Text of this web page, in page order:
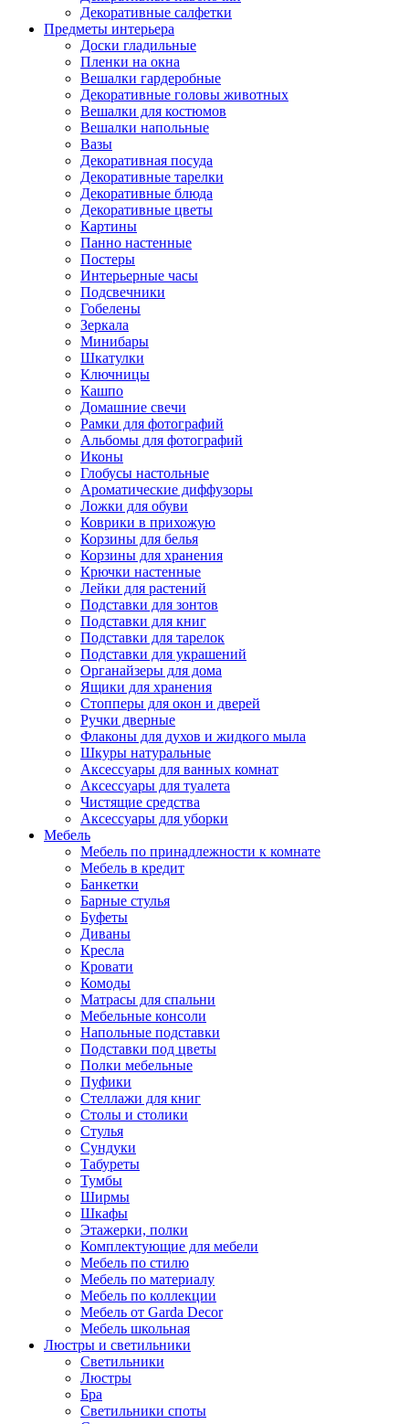
Декоративные салфетки
Предметы интерьера
Доски гладильные
Пленки на окна
Вешалки гардеробные
Декоративные головы животных
Вешалки для костюмов
Вешалки напольные
Вазы
Декоративная посуда
Декоративные тарелки
Декоративные блюда
Декоративные цветы
Картины
Панно настенные
Постеры
Интерьерные часы
Подсвечники
Гобелены
Зеркала
Минибары
Шкатулки
Ключницы
Кашпо
Домашние свечи
Рамки для фотографий
Альбомы для фотографий
Иконы
Глобусы настольные
Ароматические диффузоры
Ложки для обуви
Коврики в прихожую
Корзины для белья
Корзины для хранения
Крючки настенные
Лейки для растений
Подставки для зонтов
Подставки для книг
Подставки для тарелок
Подставки для украшений
Органайзеры для дома
Ящики для хранения
Стопперы для окон и дверей
Ручки дверные
Флаконы для духов и жидкого мыла
Шкуры натуральные
Аксессуары для ванных комнат
Аксессуары для туалета
Чистящие средства
Аксессуары для уборки
Мебель
Мебель по принадлежности к комнате
Мебель в кредит
Банкетки
Барные стулья
Буфеты
Диваны
Кресла
Кровати
Комоды
Матрасы для спальни
Мебельные консоли
Напольные подставки
Подставки под цветы
Полки мебельные
Пуфики
Стеллажи для книг
Столы и столики
Стулья
Сундуки
Табуреты
Тумбы
Ширмы
Шкафы
Этажерки, полки
Комплектующие для мебели
Мебель по стилю
Мебель по материалу
Мебель по коллекции
Мебель от Garda Decor
Мебель школьная
Люстры и светильники
Светильники
Люстры
Бра
Светильники споты